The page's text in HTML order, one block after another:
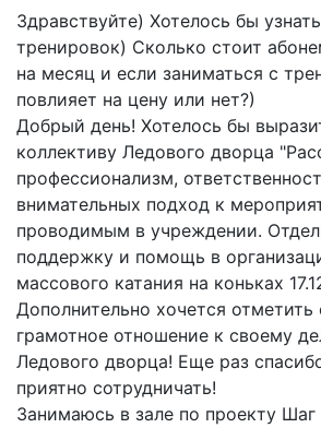
Здравствуйте) Хотелось бы
тренировок) Сколько стоит
на месяц и если заниматься с
повлияет на цену или нет?)
Добрый день! Хотелось бы
коллективу Ледового дворца
профессионализм,
внимательных подход к
проводимым в учреждении.
поддержку и помощь в
массового катания на коньках
Дополнительно хочется
грамотное отношение к своему
Ледового дворца! Еще раз
приятно сотрудничать!
Занимаюсь в зале по проекту